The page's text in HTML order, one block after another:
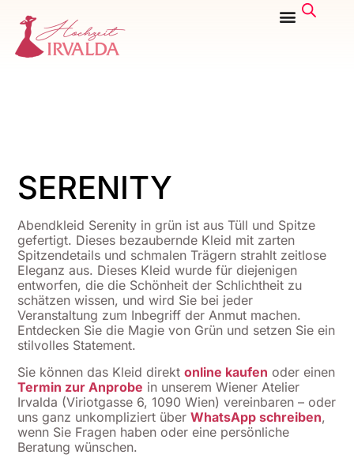
SERENITY
Abendkleid Serenity in grün ist aus Tüll und Spitze
gefertigt. Dieses bezaubernde Kleid mit zarten
Spitzendetails und schmalen Trägern strahlt zeitlose
Eleganz aus. Dieses Kleid wurde für diejenigen
entworfen, die die Schönheit der Schlichtheit zu
schätzen wissen, und wird Sie bei jeder
Veranstaltung zum Inbegriff der Anmut machen.
Entdecken Sie die Magie von Grün und setzen Sie ein
stilvolles Statement.
Sie können das Kleid direktonline kaufen oder einen
Termin zur Anprobe in unserem Wiener Atelier
Irvalda (Viriotgasse 6, 1090 Wien) vereinbaren – oder
uns ganz unkompliziert überWhatsApp schreiben,
wenn Sie Fragen haben oder eine persönliche
Beratung wünschen.